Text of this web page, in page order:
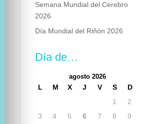
Semana Mundial del Cerebro
2026
Día Mundial del Riñón 2026
Día de…
agosto 2026
L M X J V S
D
1
2
3
4 5 6 7 8
9